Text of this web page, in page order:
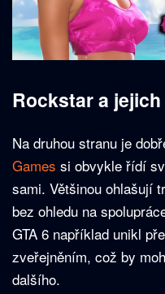
Rockstar a
Na druhou stranu je
Games si obvykle řídí
sami. Většinou ohlašují
bez ohledu na
GTA 6 například unikl
zveřejněním, což by
dalšího.